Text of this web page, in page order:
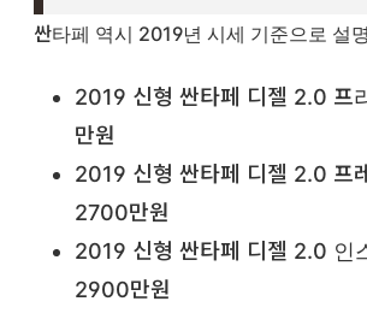
싼타페 역시 2019년 시세 기준으로 설
2019 신형 싼타페 디젤 2.0 프
만원
2019 신형 싼타페 디젤 2.0 프
2700만원
2019 신형 싼타페 디젤 2.0 인
2900만원